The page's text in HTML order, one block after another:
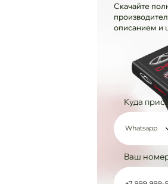
Скачайте
описанием и
Куда
Whatsapp
Ваш